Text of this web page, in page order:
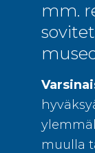
mm.
muulla